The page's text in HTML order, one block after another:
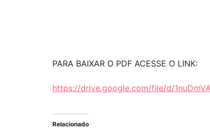
PARA BAIXAR O PDF ACESSE O LINK:
https://drive.google.com/file/d/
Relacionado